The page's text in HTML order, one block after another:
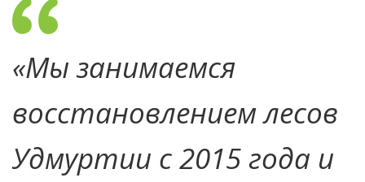
«Мы занимаемся
восстановлением лесов
Удмуртии с 2015 года и